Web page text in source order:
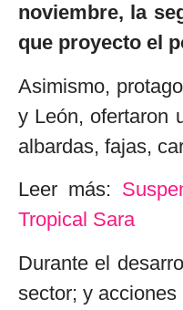
noviembre, la
que proyecto el
Asimismo,
y León, ofertaron
albardas, fajas,
Leer más:
Tropical Sara
Durante el
sector; y